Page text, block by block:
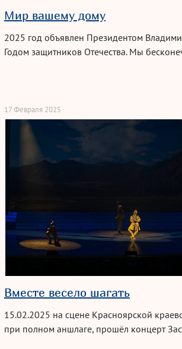
Мир вашему дому
2025 год объявлен Президентом
Годом защитников Отечества. Мы
17 Февраля 2025
Вместе весело шагать
15.02.2025 на сцене Красноярской
при полном аншлаге, прошёл концерт